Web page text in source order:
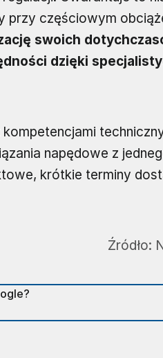
przy częściowym
swoich
dzięki
napędowe z
krótkie terminy
Źródło: